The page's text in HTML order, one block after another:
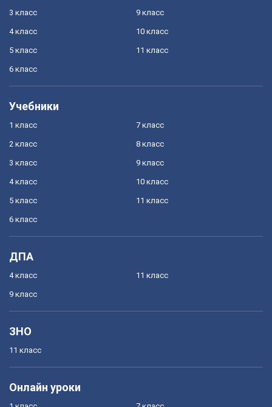
3 класс
4 класс
5 класс
6 класс
9 класс
10 класс
11 класс
Учебники
1 класс
2 класс
3 класс
4 класс
5 класс
6 класс
7 класс
8 класс
9 класс
10 класс
11 класс
ДПА
4 класс
9 класс
11 класс
ЗНО
11 класс
Онлайн уроки